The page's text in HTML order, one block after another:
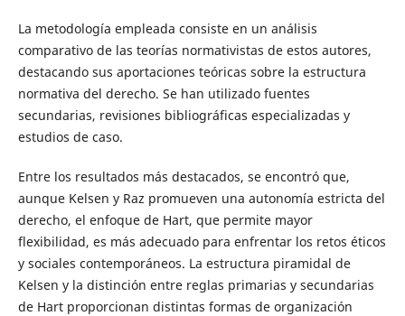
La metodología empleada consiste en un análisis
comparativo de las teorías normativistas de estos autores,
destacando sus aportaciones teóricas sobre la estructura
normativa del derecho. Se han utilizado fuentes
secundarias, revisiones bibliográficas especializadas y
estudios de caso.
Entre los resultados más destacados, se encontró que,
aunque Kelsen y Raz promueven una autonomía estricta del
derecho, el enfoque de Hart, que permite mayor
flexibilidad, es más adecuado para enfrentar los retos éticos
y sociales contemporáneos. La estructura piramidal de
Kelsen y la distinción entre reglas primarias y secundarias
de Hart proporcionan distintas formas de organización